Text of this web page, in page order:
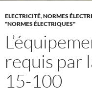
ELECTRICITÉ,NORMES
"NORMES ÉLECTRIQUES"
requis par
15-100